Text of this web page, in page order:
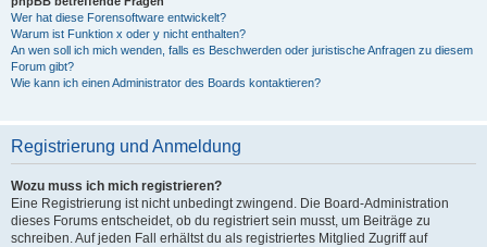
Wer hat diese Forensoftware entwickelt?
Warum ist Funktion x oder y nicht enthalten?
An wen soll ich mich wenden, falls es Beschwerden oder juristische Anfragen zu diesem
Forum gibt?
Wie kann ich einen Administrator des Boards kontaktieren?
Registrierung und Anmeldung
Wozu muss ich mich registrieren?
Eine Registrierung ist nicht unbedingt zwingend. Die Board-Administration
dieses Forums entscheidet, ob du registriert sein musst, um Beiträge zu
schreiben. Auf jeden Fall erhältst du als registriertes Mitglied Zugriff auf